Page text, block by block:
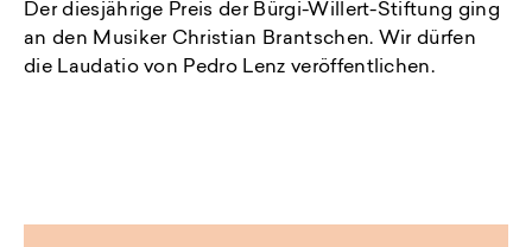
Der diesjährige Preis der Bürgi-Willert-Stiftung ging
an den Musiker Christian Brantschen. Wir dürfen
die Laudatio von Pedro Lenz veröffentlichen.